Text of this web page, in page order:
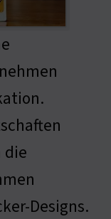
die
Designs.